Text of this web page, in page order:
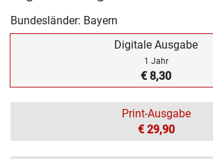
Bundesländer: Bayern
Digitale Ausgabe
1 Jahr
€ 8,30
Print-Ausgabe
€ 29,90